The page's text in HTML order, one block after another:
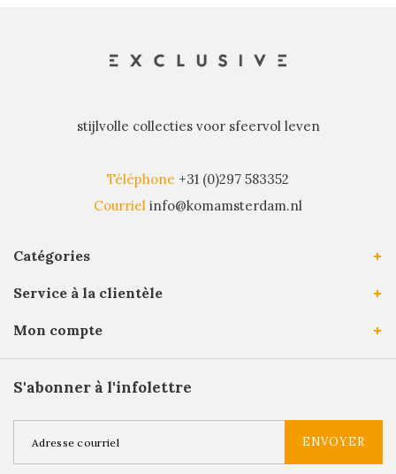
stijlvolle collecties voor sfeervol leven
Téléphone +31 (0)297 583352
Courriel info@komamsterdam.nl
Catégories
Service à la clientèle
Mon compte
S'abonner à l'infolettre
ENVOYER